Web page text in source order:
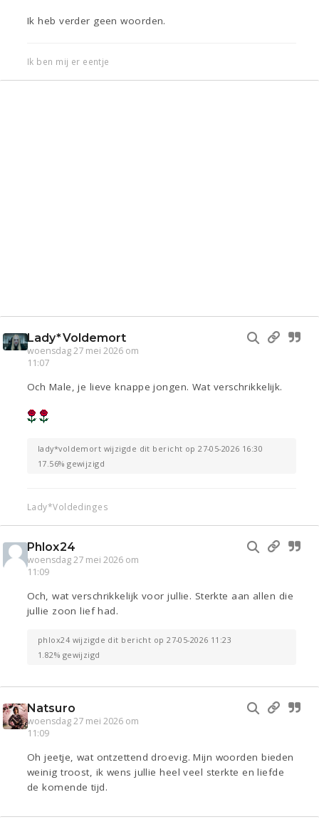
Ik heb verder geen woorden.
Ik ben mij er eentje
Lady*Voldemort
woensdag 27 mei 2026 om
11:07
Och Male, je lieve knappe jongen. Wat verschrikkelijk.
lady*voldemort wijzigde dit bericht op 27-05-2026 16:30
17.56% gewijzigd
Lady*Voldedinges
Phlox24
woensdag 27 mei 2026 om
11:09
Och, wat verschrikkelijk voor jullie. Sterkte aan allen die
jullie zoon lief had.
phlox24 wijzigde dit bericht op 27-05-2026 11:23
1.82% gewijzigd
Natsuro
woensdag 27 mei 2026 om
11:09
Oh jeetje, wat ontzettend droevig. Mijn woorden bieden
weinig troost, ik wens jullie heel veel sterkte en liefde
de komende tijd.